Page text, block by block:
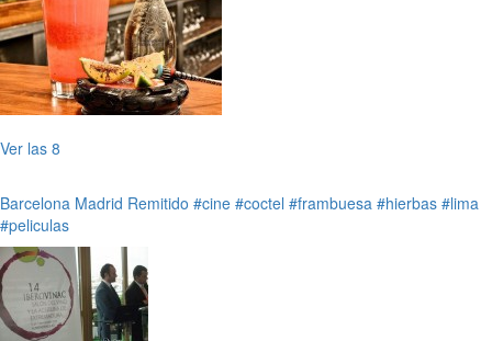
Ver las 8
Barcelona Madrid Remitido #cine #coctel #frambuesa #hierbas #lima
#peliculas